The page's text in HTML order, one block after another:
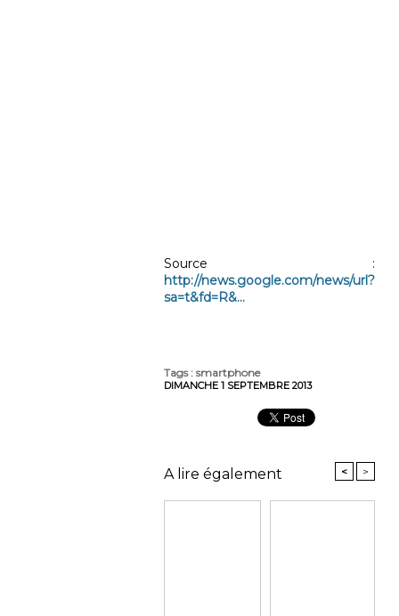
Source :
http://news.google.com/news/url?
sa=t&fd=R&...
Tags: smartphone
DIMANCHE 1 SEPTEMBRE 2013
A lire également < >